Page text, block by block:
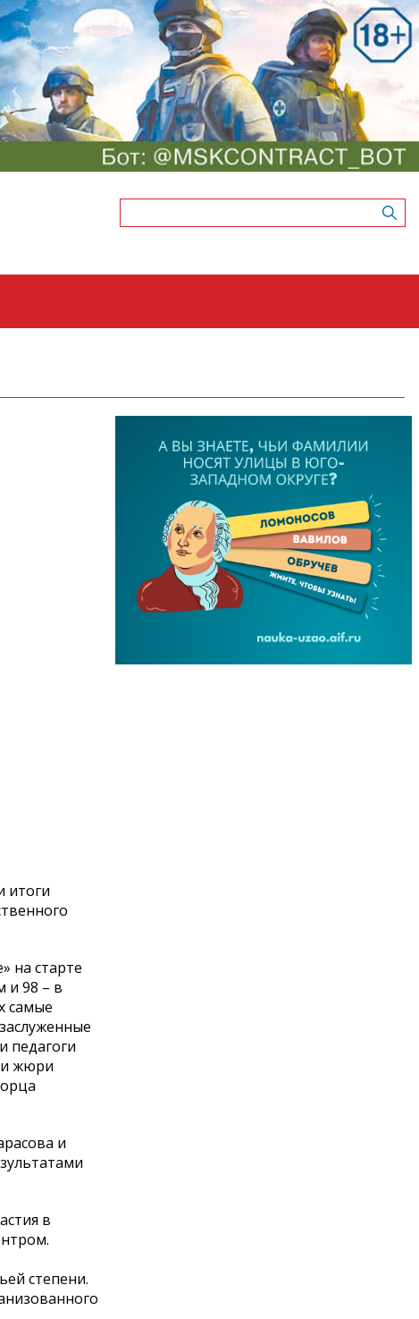
итоги
на старте
и 98 – в
самые
педагоги
жюри
и
в
степени.